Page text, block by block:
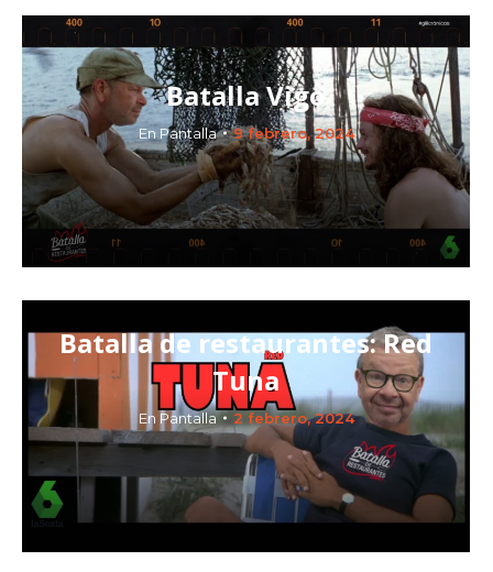
Batalla Vigo
En Pantalla 9 febrero, 2024
Batalla de restaurantes: Red
Tuna
En Pantalla 2 febrero, 2024